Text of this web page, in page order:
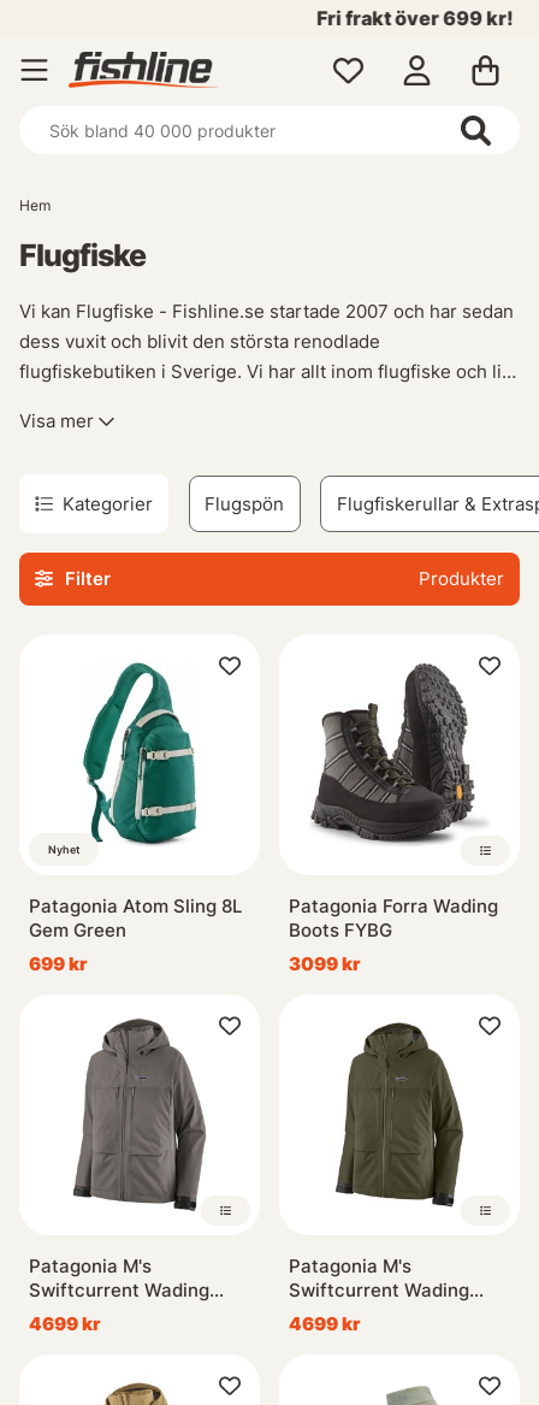
Fri frakt över 699 kr!
Hem
Flugfiske
Vi kan Flugfiske - Fishline.se startade 2007 och har sedan
dess vuxit och blivit den största renodlade
flugfiskebutiken i Sverige. Vi har allt inom flugfiske och lite
flugfiske, Guideline, Scott, Sage, Rio, Vision, Loop, Ross
flugrulle så lovar vi att vi har nåt som passar dig.
När det
kommer till flugfiske så finns det väldigt mycket utrustning
runtom, förutom spö, lina och rulle så behövs det oftast
mer än så, vi har Vadarbyxor, vadarskor, vadarjackor,
flytringar, flugvästar, väskor i alla dessa former mm. Så
förmodan inte hittar det du söker så vill vi naturligtvis lösa
det, kontakta oss då så ska vi göra allt vi kan för att
tillfredsställa ditt önskemål.
Visa mer
Kategorier Flugspön Flugfiskerullar &
Filter Produkter
Nyhet
Patagonia Atom Sling 8L
Gem Green
699 kr
Patagonia Forra Wading
Boots FYBG
3099 kr
Patagonia M's
Swiftcurrent Wading
Jacket NGRY
4699 kr
Patagonia M's
Swiftcurrent Wading
Jacket PNGR
4699 kr